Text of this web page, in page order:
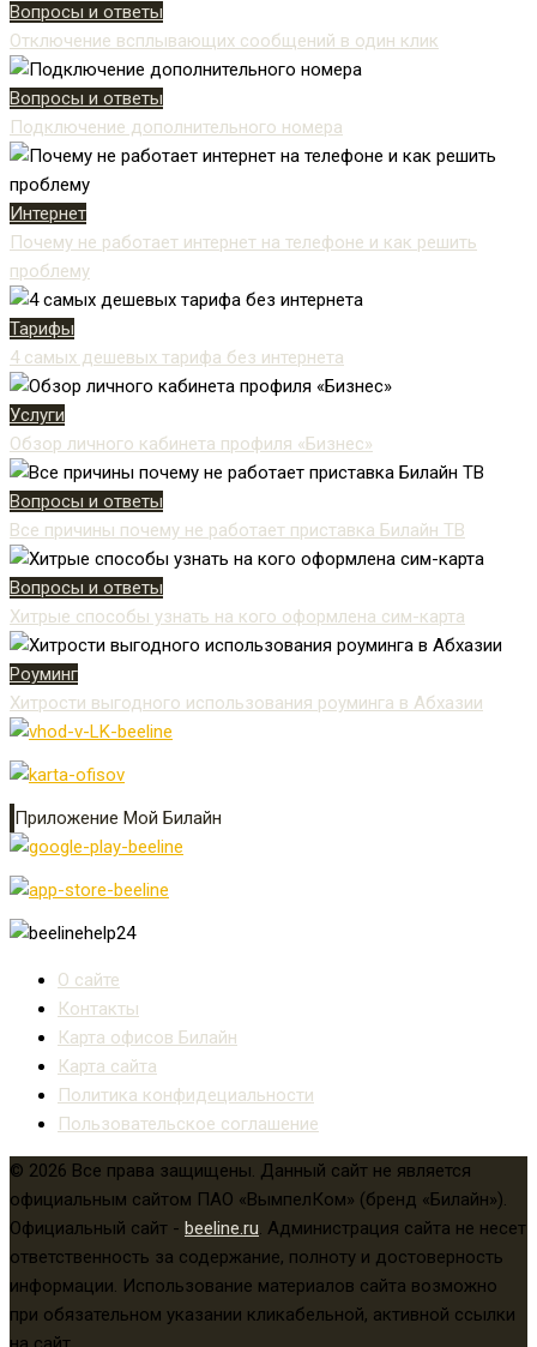
Вопросы и ответы
Отключение всплывающих сообщений в один клик
Вопросы и ответы
Подключение дополнительного номера
Интернет
Почему не работает интернет на телефоне и как решить
проблему
Тарифы
4 самых дешевых тарифа без интернета
Услуги
Обзор личного кабинета профиля «Бизнес»
Вопросы и ответы
Все причины почему не работает приставка Билайн ТВ
Вопросы и ответы
Хитрые способы узнать на кого оформлена сим-карта
Роуминг
Хитрости выгодного использования роуминга в Абхазии
Приложение Мой Билайн
О сайте
Контакты
Карта офисов Билайн
Карта сайта
Политика конфидециальности
Пользовательское соглашение
© 2026 Все права защищены. Данный сайт не является
официальным сайтом ПАО «ВымпелКом» (бренд «Билайн»).
Официальный сайт - beeline.ru. Администрация сайта не несет
ответственность за содержание, полноту и достоверность
информации. Использование материалов сайта возможно
при обязательном указании кликабельной, активной ссылки